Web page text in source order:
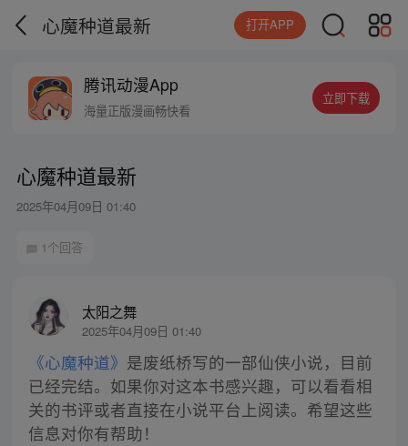
心魔种道最新 打开APP
腾讯动漫App
海量正版漫画畅快看
立即下载
心魔种道最新
2025年04月09日 01:40
1个回答
太阳之舞
2025年04月09日 01:40
《心魔种道》 是废纸桥写的一部仙侠小说，目前
已经完结。如果你对这本书感兴趣，可以看看相
关的书评或者直接在小说平台上阅读。希望这些
信息对你有帮助！